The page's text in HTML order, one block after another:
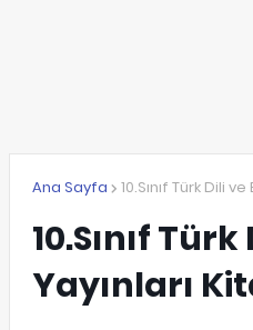
Ana Sayfa 10.Sınıf Türk Dili
10.Sınıf
Yayınları